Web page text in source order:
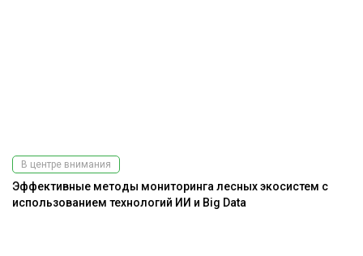
В центре внимания
Эффективные методы мониторинга лесных экосистем с
использованием технологий ИИ и Big Data